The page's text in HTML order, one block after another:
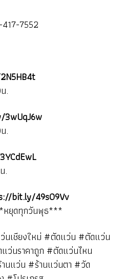
7552
.
.
.
bit.ly/49s09Vv
หยุดทุกวันพุธ***
นเชียงใหม่ #ตัดแว่น #ตัดแว่น
ว่นราคาถูก #ตัดแว่นไหน
แว่น #ร้านแว่นตา #วัด